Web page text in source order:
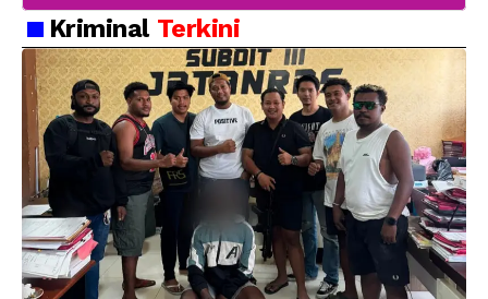
Kriminal Terkini